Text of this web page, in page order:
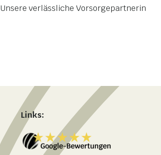
Unsere verlässliche Vorsorgepartnerin
Links: